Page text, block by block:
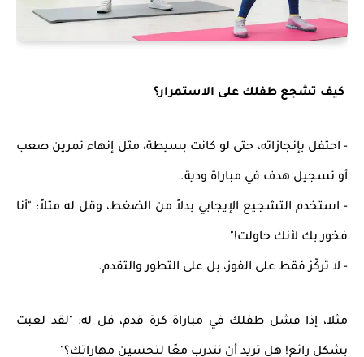
كيف تشجع طفلك على الاستمرار؟
- احتفل بإنجازاته، حتى لو كانت بسيطة، مثل إنهاء تمرين صعب
أو تسجيل هدف في مباراة ودية.
- استخدم التشجيع الإيجابي بدلاً من الضغط، وقل له مثلاً: "أنا
فخور بك لأنك حاولت!"
- لا تركّز فقط على الفوز، بل على التطور والتقدم.
مثلا، إذا فشل طفلك في مباراة كرة قدم، قل له: "لقد لعبت
بشكل رائع! هل تريد أن نتدرب معًا لتحسين مهاراتك؟"